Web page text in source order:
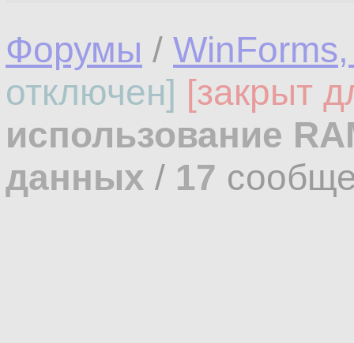
Форумы /
отключен] [закрыт
использование
данных / 17